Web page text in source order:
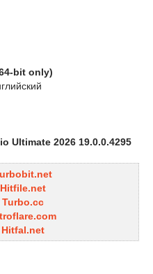
bit only)
Ultimate 2026 19.0.0.4295
Turbo.cc
Hitfal.net